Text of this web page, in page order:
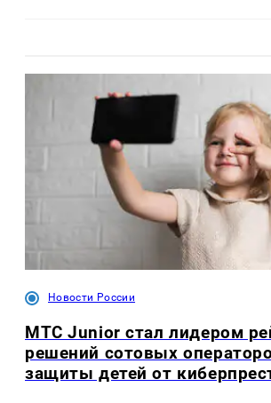
Новости России
МТС Junior стал лидером
решений сотовых
защиты детей от